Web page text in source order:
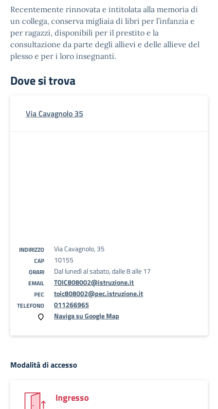
Recentemente rinnovata e intitolata alla memoria di
un collega, conserva migliaia di libri per l’infanzia e
per ragazzi, disponibili per il prestito e la
consultazione da parte degli allievi e delle allieve del
plesso e per i loro insegnanti.
Dove si trova
Via Cavagnolo 35
INDIRIZZO Via Cavagnolo, 35
CAP 10155
ORARI Dal lunedì al sabato, dalle 8 alle 17
EMAIL TOIC808002@istruzione.it
PEC toic808002@pec.istruzione.it
TELEFONO
011266965
Naviga su Google Map
Modalità di accesso
Ingresso